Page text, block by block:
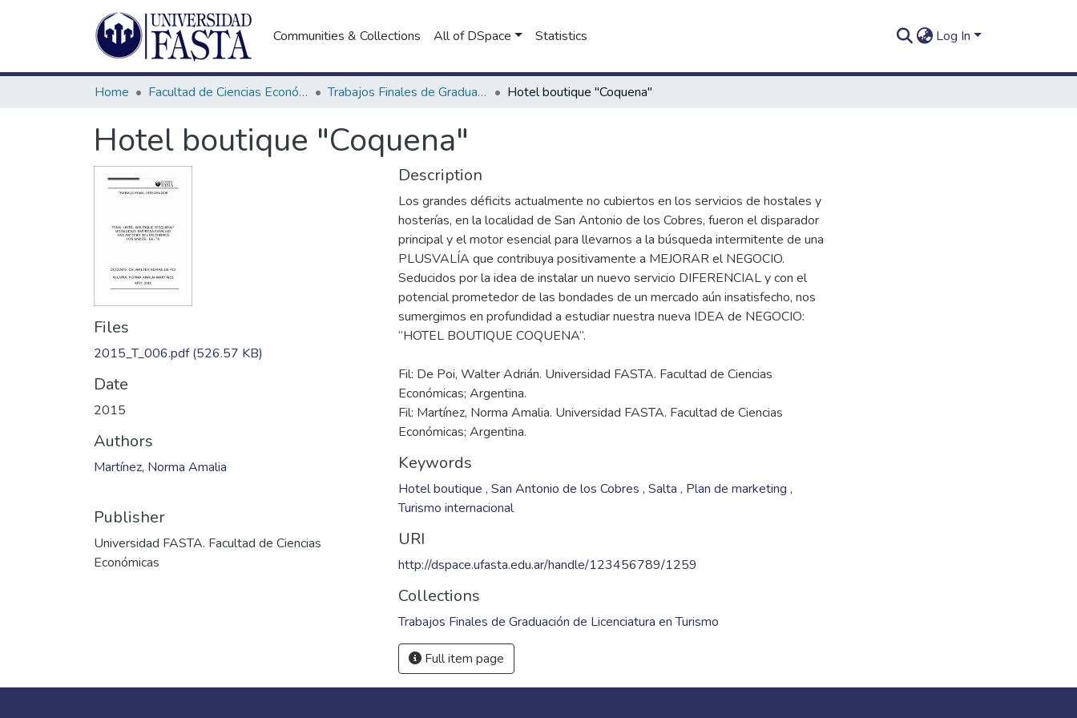
Communities & Collections All of DSpace Statistics Log In
Home Facultad de Ciencias Económicas Trabajos Finales de Graduación de Licenciatura en Turismo Hotel boutique "Coquena"
Hotel boutique "Coquena"
Files
2015_T_006.pdf(526.57 KB)
Date
2015
Authors
Martínez, Norma Amalia
Publisher
Universidad FASTA. Facultad de Ciencias
Económicas
Description
Los grandes déficits actualmente no cubiertos en los servicios de hostales y
hosterías, en la localidad de San Antonio de los Cobres, fueron el disparador
principal y el motor esencial para llevarnos a la búsqueda intermitente de una
PLUSVALÍA que contribuya positivamente a MEJORAR el NEGOCIO.
Seducidos por la idea de instalar un nuevo servicio DIFERENCIAL y con el
potencial prometedor de las bondades de un mercado aún insatisfecho, nos
sumergimos en profundidad a estudiar nuestra nueva IDEA de NEGOCIO:
Fil: De Poi, Walter Adrián. Universidad FASTA. Facultad de Ciencias
Económicas; Argentina.
Fil: Martínez, Norma Amalia. Universidad FASTA. Facultad de Ciencias
Económicas; Argentina.
Keywords
Hotel boutique , San Antonio de los Cobres , Salta , Plan de marketing ,
Turismo internacional
URI
http://dspace.ufasta.edu.ar/handle/123456789/1259
Collections
Trabajos Finales de Graduación de Licenciatura en Turismo
Full item page